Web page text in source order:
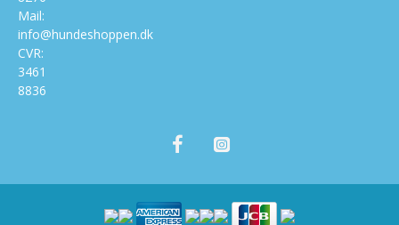
Mail:
info@hundeshoppen.dk
CVR:
3461
8836